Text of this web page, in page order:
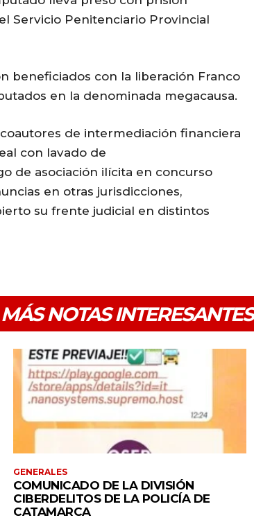
Servicio Penitenciario Provincial
beneficiados con la liberación Franco
en la denominada megacausa.
de intermediación financiera
con lavado de
de asociación ilícita en concurso
en otras jurisdicciones,
su frente judicial en distintos
MÁS NOTAS INTERESANTES
GENERALES
COMUNICADO DE LA DIVISIÓN
CIBERDELITOS DE LA POLICÍA DE
CATAMARCA